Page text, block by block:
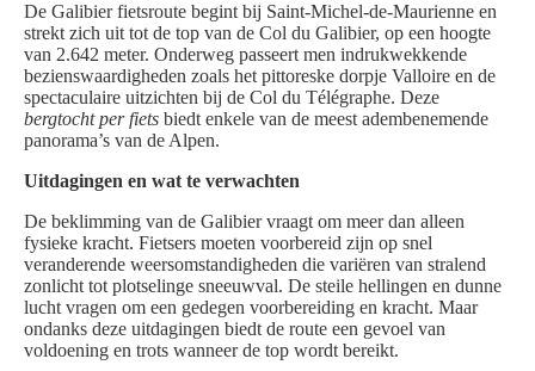
De Galibier fietsroute begint bij Saint-Michel-de-Maurienne en
strekt zich uit tot de top van de Col du Galibier, op een hoogte
van 2.642 meter. Onderweg passeert men indrukwekkende
bezienswaardigheden zoals het pittoreske dorpje Valloire en de
spectaculaire uitzichten bij de Col du Télégraphe. Deze
bergtocht per fiets biedt enkele van de meest adembenemende
panorama’s van de Alpen.
Uitdagingen en wat te verwachten
De beklimming van de Galibier vraagt om meer dan alleen
fysieke kracht. Fietsers moeten voorbereid zijn op snel
veranderende weersomstandigheden die variëren van stralend
zonlicht tot plotselinge sneeuwval. De steile hellingen en dunne
lucht vragen om een gedegen voorbereiding en kracht. Maar
ondanks deze uitdagingen biedt de route een gevoel van
voldoening en trots wanneer de top wordt bereikt.